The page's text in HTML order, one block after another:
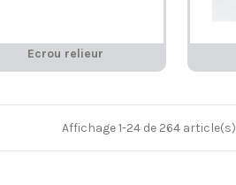
Ecrou relieur
Affichage 1-24 de 264 article(s)